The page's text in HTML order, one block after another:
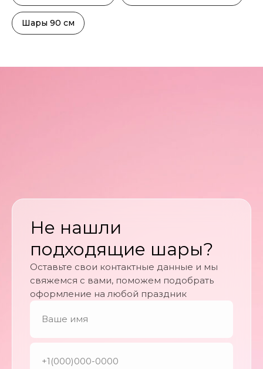
Шары 90 см
Не нашли
подходящие шары?
Оставьте свои контактные данные и мы
свяжемся с вами, поможем подобрать
оформление на любой праздник